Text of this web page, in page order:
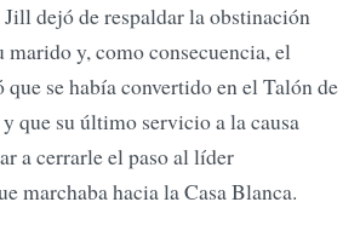
dejó de respaldar la obstinación
marido y, como consecuencia, el
se había convertido en el Talón de
que su último servicio a la causa
a cerrarle el paso al líder
marchaba hacia la Casa Blanca.